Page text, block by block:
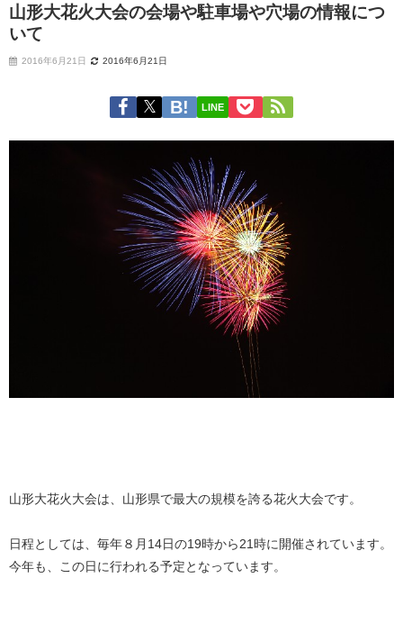
山形大花火大会の会場や駐車場や穴場の情報につ
いて
2016年6月21日 2016年6月21日
LINE
山形大花火大会は、山形県で最大の規模を誇る花火大会です。
日程としては、毎年８月14日の19時から21時に開催されています。
今年も、この日に行われる予定となっています。